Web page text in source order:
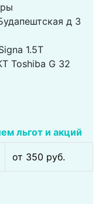
д 3
1.5T
Toshiba G 32
льгот и акций
от 350 pуб.